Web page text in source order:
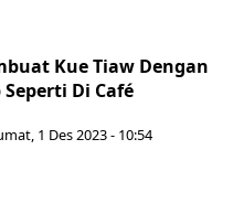
Kue Tiaw Dengan
Di Café
1 Des 2023 - 10:54